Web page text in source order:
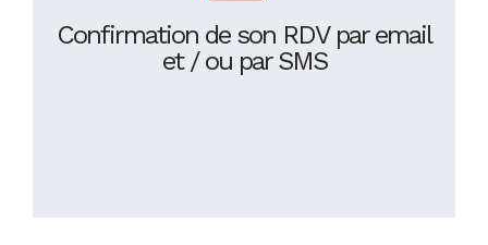
Confirmation de son RDV par email
et / ou par SMS